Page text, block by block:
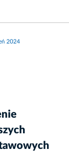
2024